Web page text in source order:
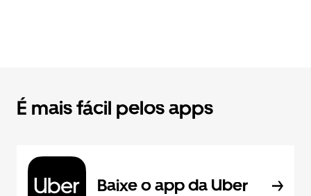
É mais fácil pelos apps
Baixe o app da Uber